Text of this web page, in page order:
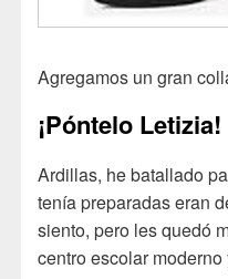
Agregamos un gran
¡Póntelo Letizia!
Ardillas, he batallado
tenía preparadas eran
siento, pero les quedó
centro escolar